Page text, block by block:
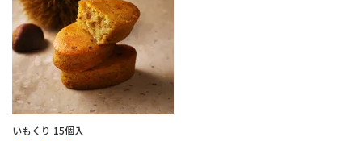
いもくり 15個入